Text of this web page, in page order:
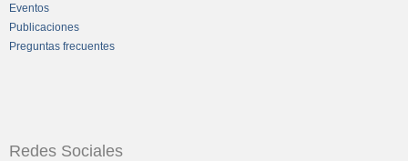
Eventos
Publicaciones
Preguntas frecuentes
Redes Sociales